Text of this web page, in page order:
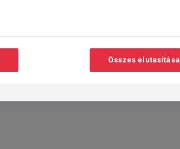
Összes elutasítása